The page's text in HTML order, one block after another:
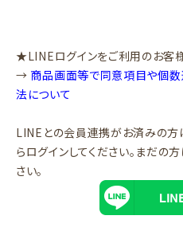
★LINEログインをご利用のお客
→ 商品画面等で同意項目や個
法について
LINEとの会員連携がお済みの方
らログインしてください。まだの方
さい。